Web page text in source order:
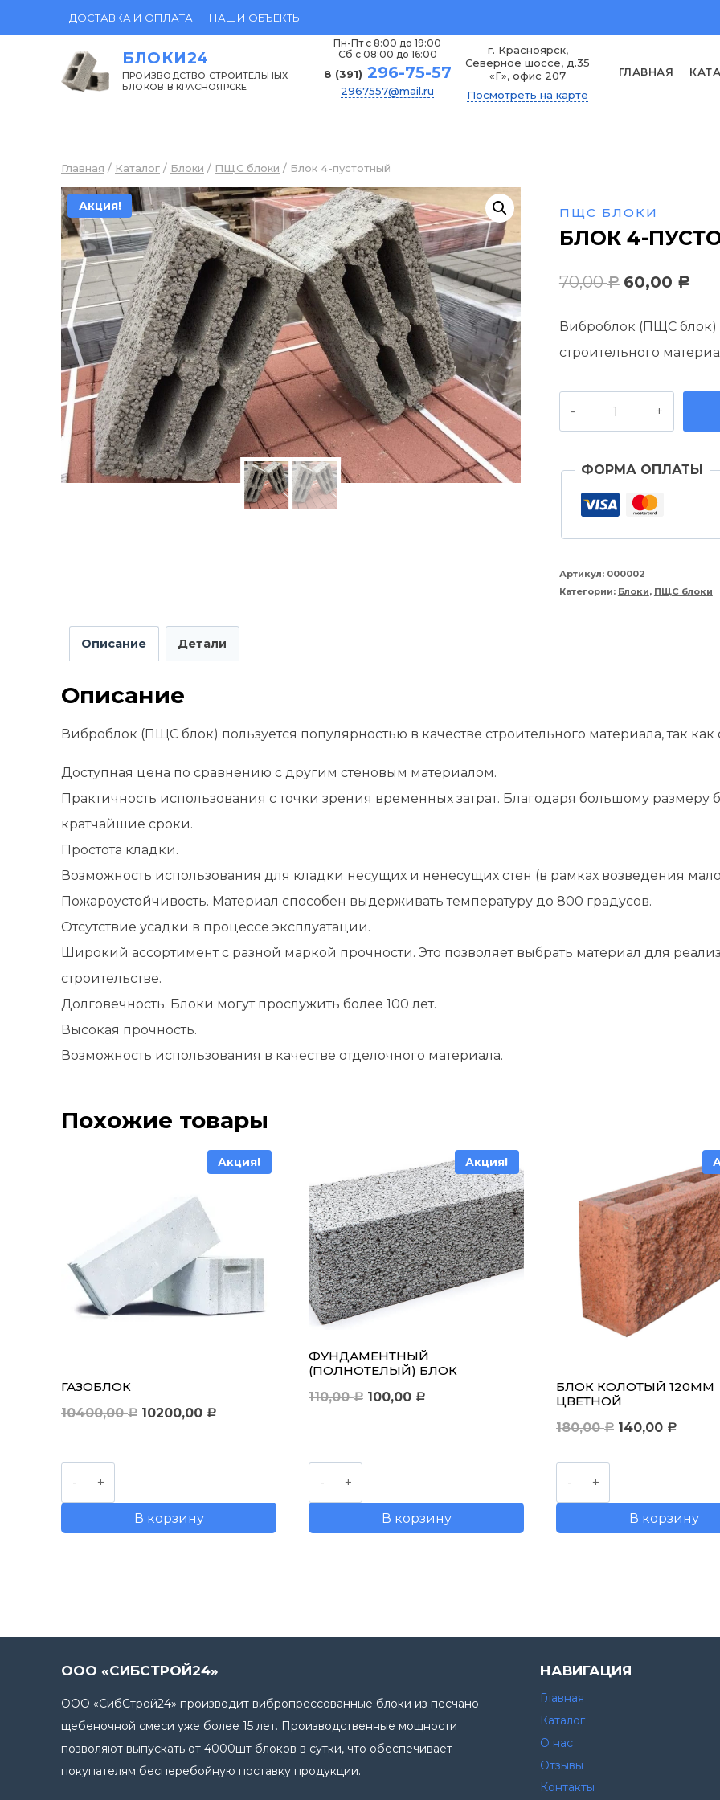
к
содержанию
ДОСТАВКА И ОПЛАТА НАШИ ОБЪЕКТЫ
БЛОКИ24
ПРОИЗВОДСТВО СТРОИТЕЛЬНЫХ
БЛОКОВ В КРАСНОЯРСКЕ
Пн-Пт с 8:00 до 19:00
Сб с 08:00 до 16:00
8 (391) 296-75-57
2967557@mail.ru
г. Красноярск,
Северное шоссе, д.35
«Г», офис 207
Посмотреть на карте
ГЛАВНАЯ
Главная / Каталог / Блоки / ПЩС блоки / Блок 4-пустотный
Акция! ПЩС БЛОКИ
БЛОК 4-
70,00Р
составляла
60,00 Р
Виброблок (ПЩС блок)
строительного
Количество
товара
пустотный
ФОРМА ОПЛАТЫ
Артикул: 000002
Категории: Блоки, ПЩС блоки
Описание Детали
Описание
Виброблок (ПЩС блок) пользуется популярностью в качестве строительного материала, так
Доступная цена по сравнению с другим стеновым материалом.
Практичность использования с точки зрения временных затрат. Благодаря большому размеру
кратчайшие сроки.
Простота кладки.
Возможность использования для кладки несущих и ненесущих стен (в рамках возведения
Пожароустойчивость. Материал способен выдерживать температуру до 800 градусов.
Отсутствие усадки в процессе эксплуатации.
Широкий ассортимент с разной маркой прочности. Это позволяет выбрать материал для
строительстве.
Долговечность. Блоки могут прослужить более 100 лет.
Высокая прочность.
Возможность использования в качестве отделочного материала.
Похожие товары
Акция!
ГАЗОБЛОК
10400,00Р Первоначальная
10200,00 РТекущая
10200,00 руб..
товара
Газоблок
В корзину
Акция!
ФУНДАМЕНТНЫЙ
(ПОЛНОТЕЛЫЙ) БЛОК
110,00Р Первоначальная
100,00 РТекущая
товара
Фундаментный
В корзину
БЛОК КОЛОТЫЙ 120ММ
ЦВЕТНОЙ
180,00Р
180,00 руб..
140,00 Р
товара
Блок
В корзину
ООО «СИБСТРОЙ24»
ООО «СибСтрой24» производит вибропрессованные блоки из песчано-
щебеночной смеси уже более 15 лет. Производственные мощности
позволяют выпускать от 4000шт блоков в сутки, что обеспечивает
покупателям бесперебойную поставку продукции.
НАВИГАЦИЯ
Главная
Каталог
О нас
Отзывы
Контакты